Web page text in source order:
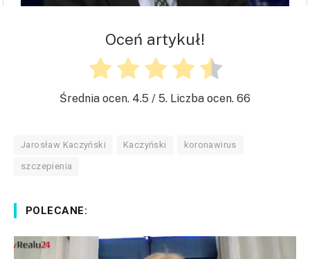
Oceń artykuł!
Średnia ocen. 4.5 / 5. Liczba ocen. 66
Jarosław Kaczyński Kaczyński koronawirus
szczepienia
POLECANE: